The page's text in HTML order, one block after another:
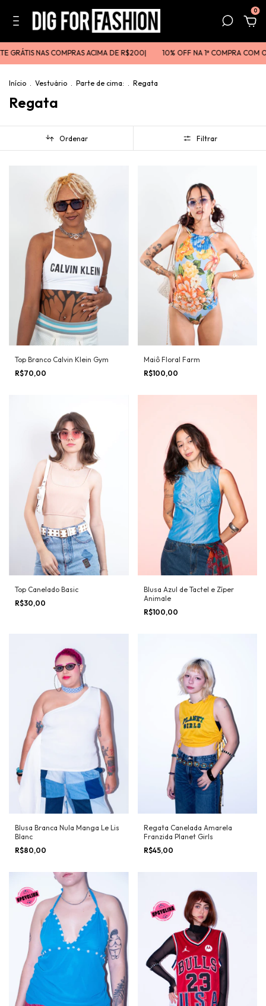
0
ACIMA DE R$200ㅤㅤ| 10% OFF NA 1ª COMPRA COM O CUPOM DIG10
Início . Vestuário . Parte de cima: . Regata
Regata
Ordenar Filtrar
Top Branco Calvin Klein Gym
R$70,00
Maiô Floral Farm
R$100,00
Top Canelado Basic
R$30,00
Blusa Azul de Tactel e Zíper
Animale
R$100,00
Blusa Branca Nula Manga Le Lis
Blanc
R$80,00
Regata Canelada Amarela
Franzida Planet Girls
R$45,00